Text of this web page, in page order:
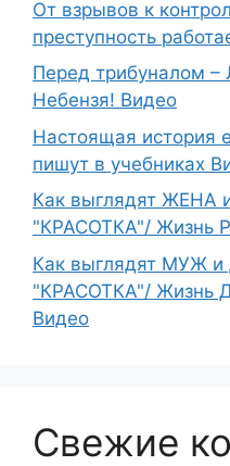
От взрывов к
преступность
Перед трибуналом –
Небензя! Видео
Настоящая история
пишут в учебниках
Как выглядят ЖЕНА
"КРАСОТКА"/ Жизнь
Как выглядят МУЖ
"КРАСОТКА"/ Жизнь
Видео
Свежие